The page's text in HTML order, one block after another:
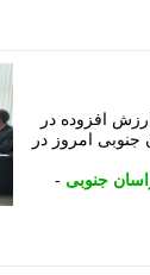
عوارض ارزش افزوده در
جنوبی امروز در
جنوبی -